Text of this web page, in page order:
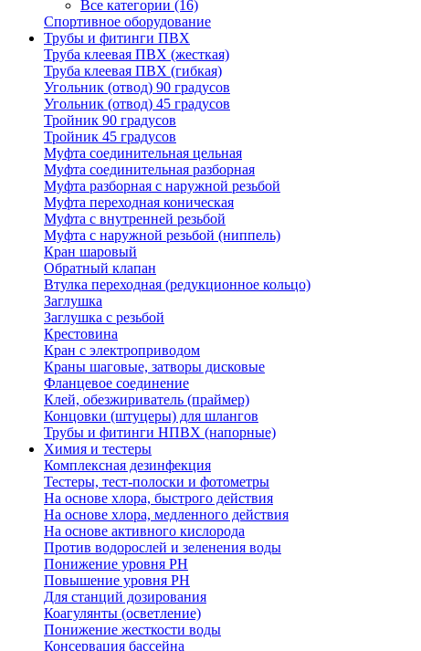
Все категории (16)
Спортивное оборудование
Трубы и фитинги ПВХ
Труба клеевая ПВХ (жесткая)
Труба клеевая ПВХ (гибкая)
Угольник (отвод) 90 градусов
Угольник (отвод) 45 градусов
Тройник 90 градусов
Тройник 45 градусов
Муфта соединительная цельная
Муфта соединительная разборная
Муфта разборная с наружной резьбой
Муфта переходная коническая
Муфта с внутренней резьбой
Муфта с наружной резьбой (ниппель)
Кран шаровый
Обратный клапан
Втулка переходная (редукционное кольцо)
Заглушка
Заглушка с резьбой
Крестовина
Кран с электроприводом
Краны шаговые, затворы дисковые
Фланцевое соединение
Клей, обезжириватель (праймер)
Концовки (штуцеры) для шлангов
Трубы и фитинги НПВХ (напорные)
Химия и тестеры
Комплексная дезинфекция
Тестеры, тест-полоски и фотометры
На основе хлора, быстрого действия
На основе хлора, медленного действия
На основе активного кислорода
Против водорослей и зеленения воды
Понижение уровня РН
Повышение уровня РН
Для станций дозирования
Коагулянты (осветление)
Понижение жесткости воды
Консервация бассейна